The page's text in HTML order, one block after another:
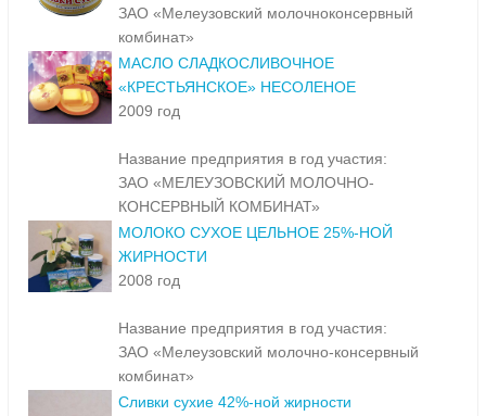
ЗАО «Мелеузовский молочноконсервный
комбинат»
МАСЛО СЛАДКОСЛИВОЧНОЕ
«КРЕСТЬЯНСКОЕ» НЕСОЛЕНОЕ
2009 год
Название предприятия в год участия:
ЗАО «МЕЛЕУЗОВСКИЙ МОЛОЧНО-
КОНСЕРВНЫЙ КОМБИНАТ»
МОЛОКО СУХОЕ ЦЕЛЬНОЕ 25%-НОЙ
ЖИРНОСТИ
2008 год
Название предприятия в год участия:
ЗАО «Мелеузовский молочно-консервный
комбинат»
Сливки сухие 42%-ной жирности